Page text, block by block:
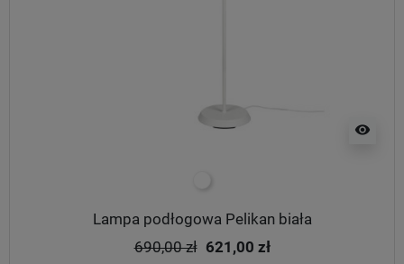
visibility
Lampa podłogowa Pelikan biała
690,00 zł 621,00 zł